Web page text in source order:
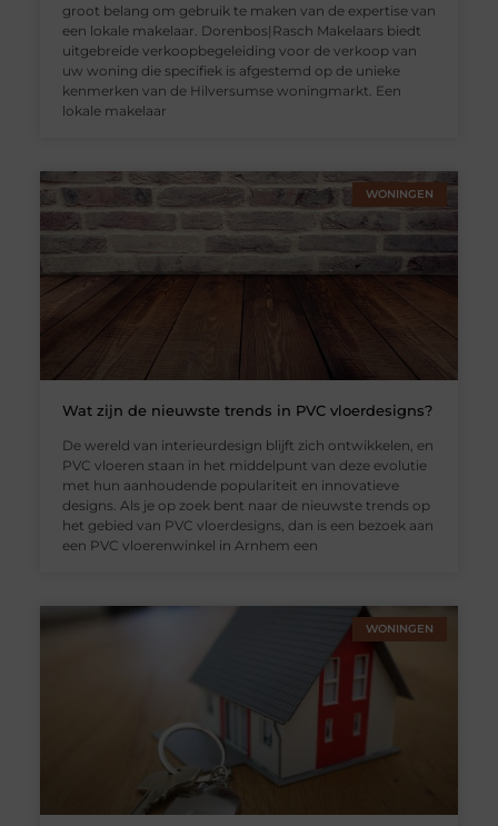
groot belang om gebruik te maken van de expertise van
een lokale makelaar. Dorenbos|Rasch Makelaars biedt
uitgebreide verkoopbegeleiding voor de verkoop van
uw woning die specifiek is afgestemd op de unieke
kenmerken van de Hilversumse woningmarkt. Een
lokale makelaar
WONINGEN
Wat zijn de nieuwste trends in PVC vloerdesigns?
De wereld van interieurdesign blijft zich ontwikkelen, en
PVC vloeren staan in het middelpunt van deze evolutie
met hun aanhoudende populariteit en innovatieve
designs. Als je op zoek bent naar de nieuwste trends op
het gebied van PVC vloerdesigns, dan is een bezoek aan
een PVC vloerenwinkel in Arnhem een
WONINGEN